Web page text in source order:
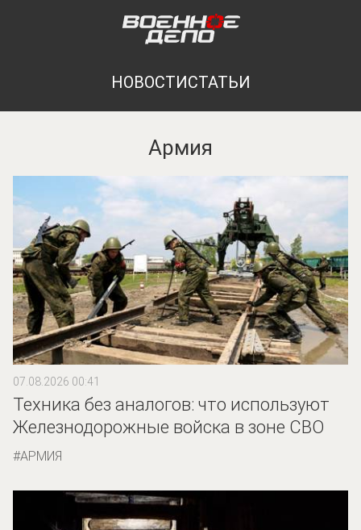
НОВОСТИСТАТЬИ
Армия
07.08.2026 00:41
Техника без аналогов: что используют
Железнодорожные войска в зоне СВО
АРМИЯ